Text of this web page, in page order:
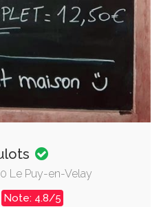
Le Puy-en-Velay
Note: 4.8/5